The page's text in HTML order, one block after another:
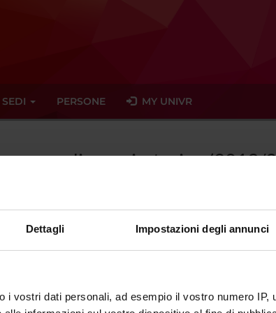
Dettagli Impostazioni degli annunci
i vostri dati personali, ad esempio il vostro numero IP,
SEDI PERSONE MY UNIVR
cardiorespiratorie - (2013/
alcun seminario relativo all'insegnamento